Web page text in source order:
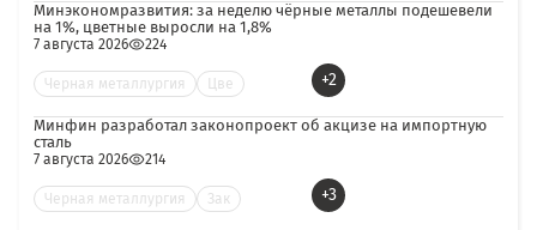
Минэкономразвития: за неделю чёрные металлы подешевели
на 1%, цветные выросли на 1,8%
7 августа 2026 224
Черная металлургия Цве +2
Минфин разработал законопроект об акцизе на импортную
сталь
7 августа 2026 214
Черная металлургия Зак +3